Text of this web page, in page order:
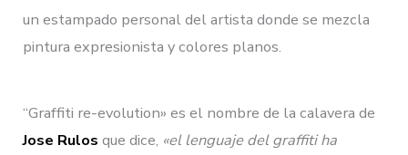
un estampado personal del artista donde se mezcla
pintura expresionista y colores planos.
“Graffiti re-evolution» es el nombre de la calavera de
Jose Rulos que dice, «el lenguaje del graffiti ha